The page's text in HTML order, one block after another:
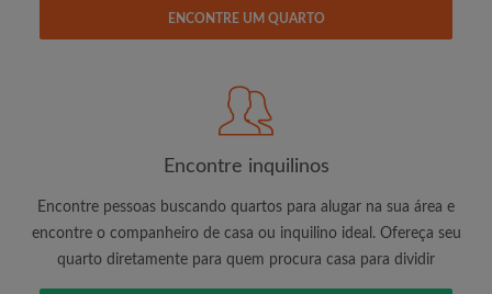
Solicite ilimitadas visitas aos quartos
changes de encontrar um quarto
ENCONTRE UM QUARTO
Encontre inquilinos
Encontre pessoas buscando quartos para alugar na sua área e
encontre o companheiro de casa ou inquilino ideal. Ofereça seu
quarto diretamente para quem procura casa para dividir